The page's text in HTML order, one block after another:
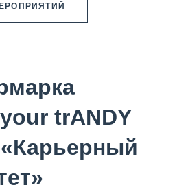
trANDY